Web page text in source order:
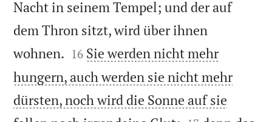
Nacht in seinem Tempel; und der auf
dem Thron sitzt, wird über ihnen
wohnen. 

16 Sie werden nicht mehr
hungern, auch werden sie nicht mehr
dürsten, noch wird die Sonne auf sie